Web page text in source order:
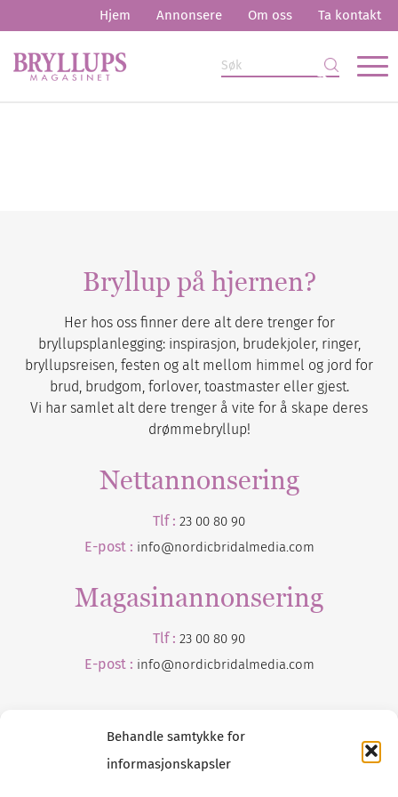
Behandle samtykke for
informasjonskapsler
Hjem Annonsere Om oss Ta kontakt
Bryllup på hjernen?
Her hos oss finner dere alt dere trenger for
bryllupsplanlegging: inspirasjon, brudekjoler, ringer,
bryllupsreisen, festen og alt mellom himmel og jord for
brud, brudgom, forlover, toastmaster eller gjest.
Vi har samlet alt dere trenger å vite for å skape deres
drømmebryllup!
Nettannonsering
Tlf : 23 00 80 90
E-post : info@nordicbridalmedia.com
Magasinannonsering
Tlf : 23 00 80 90
E-post : info@nordicbridalmedia.com